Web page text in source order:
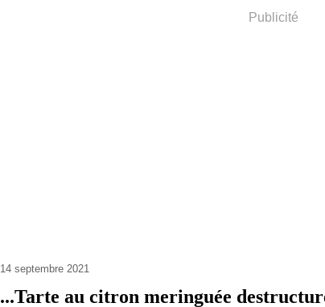
Publicité
14 septembre 2021
...Tarte au citron meringuée